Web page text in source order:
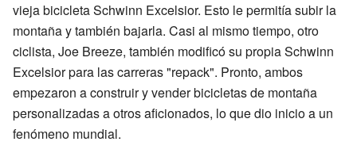
vieja bicicleta Schwinn Excelsior. Esto le permitía subir la
montaña y también bajarla. Casi al mismo tiempo, otro
ciclista, Joe Breeze, también modificó su propia Schwinn
Excelsior para las carreras "repack". Pronto, ambos
empezaron a construir y vender bicicletas de montaña
personalizadas a otros aficionados, lo que dio inicio a un
fenómeno mundial.